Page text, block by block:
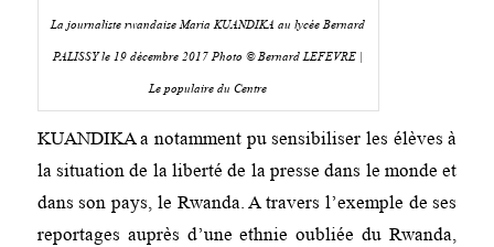
La journaliste rwandaise Maria KUANDIKA au lycée Bernard
PALISSY le 19 décembre 2017 Photo © Bernard LEFEVRE |
Le populaire du Centre
KUANDIKA a notamment pu sensibiliser les élèves à
la situation de la liberté de la presse dans le monde et
dans son pays, le Rwanda. A travers l’exemple de ses
reportages auprès d’une ethnie oubliée du Rwanda,